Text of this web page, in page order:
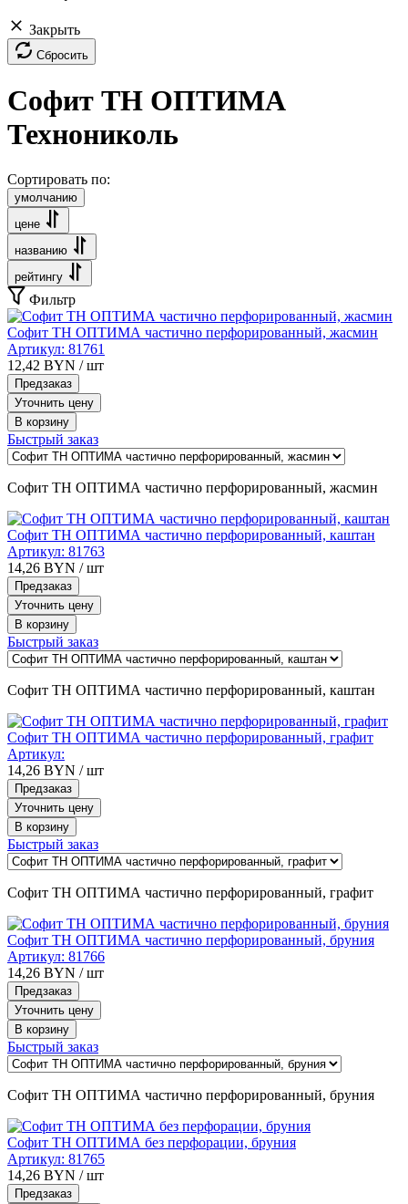
Закрыть
Сбросить
Софит ТН ОПТИМА
Технониколь
Сортировать по:
умолчанию
цене
названию
рейтингу
Фильтр
Софит ТН ОПТИМА частично перфорированный, жасмин
Артикул: 81761
12,42 BYN / шт
Предзаказ
Уточнить цену
В корзину
Быстрый заказ
Софит ТН ОПТИМА частично перфорированный, жасмин
Софит ТН ОПТИМА частично перфорированный, каштан
Артикул: 81763
14,26 BYN / шт
Предзаказ
Уточнить цену
В корзину
Быстрый заказ
Софит ТН ОПТИМА частично перфорированный, каштан
Софит ТН ОПТИМА частично перфорированный, графит
Артикул:
14,26 BYN / шт
Предзаказ
Уточнить цену
В корзину
Быстрый заказ
Софит ТН ОПТИМА частично перфорированный, графит
Софит ТН ОПТИМА частично перфорированный, бруния
Артикул: 81766
14,26 BYN / шт
Предзаказ
Уточнить цену
В корзину
Быстрый заказ
Софит ТН ОПТИМА частично перфорированный, бруния
Софит ТН ОПТИМА без перфорации, бруния
Артикул: 81765
14,26 BYN / шт
Предзаказ